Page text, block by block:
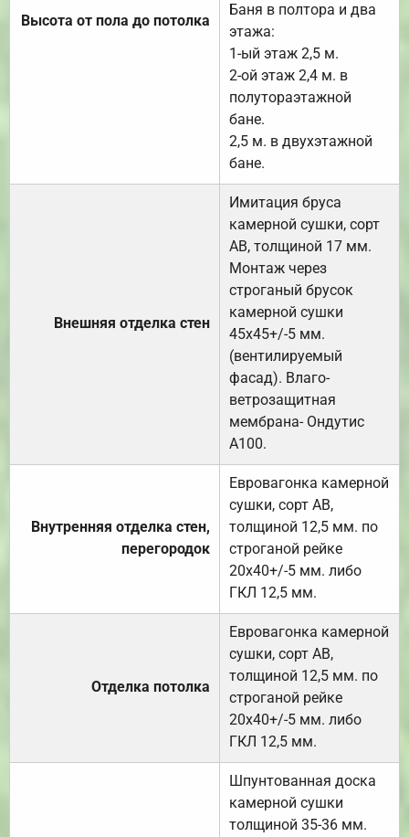
Высота от пола до потолка
Баня в полтора и два
этажа:
1-ый этаж 2,5 м.
2-ой этаж 2,4 м. в
полутораэтажной
бане.
2,5 м. в двухэтажной
бане.
Внешняя отделка стен
Имитация бруса
камерной сушки, сорт
АВ, толщиной 17 мм.
Монтаж через
строганый брусок
камерной сушки
45х45+/-5 мм.
(вентилируемый
фасад). Влаго-
ветрозащитная
мембрана- Ондутис
А100.
Внутренняя отделка стен,
перегородок
Евровагонка камерной
сушки, сорт АВ,
толщиной 12,5 мм. по
строганой рейке
20х40+/-5 мм. либо
ГКЛ 12,5 мм.
Отделка потолка
Евровагонка камерной
сушки, сорт АВ,
толщиной 12,5 мм. по
строганой рейке
20х40+/-5 мм. либо
ГКЛ 12,5 мм.
Шпунтованная доска
камерной сушки
толщиной 35-36 мм.